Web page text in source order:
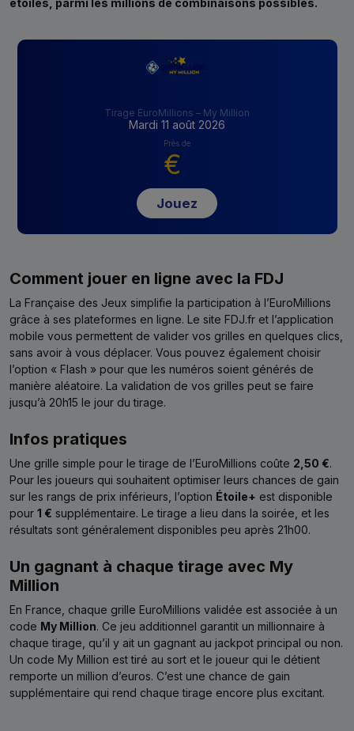
étoiles, parmi les millions de combinaisons possibles.
Tirage EuroMillions – My Million
Mardi 11 août 2026
Près de
€
Jouez
Comment jouer en ligne avec la FDJ
La Française des Jeux simplifie la participation à l’EuroMillions
grâce à ses plateformes en ligne. Le site FDJ.fr et l’application
mobile vous permettent de valider vos grilles en quelques clics,
sans avoir à vous déplacer. Vous pouvez également choisir
l’option « Flash » pour que les numéros soient générés de
manière aléatoire. La validation de vos grilles peut se faire
jusqu’à 20h15 le jour du tirage.
Infos pratiques
Une grille simple pour le tirage de l’EuroMillions coûte 2,50 €.
Pour les joueurs qui souhaitent optimiser leurs chances de gain
sur les rangs de prix inférieurs, l’option Étoile+ est disponible
pour 1 € supplémentaire. Le tirage a lieu dans la soirée, et les
résultats sont généralement disponibles peu après 21h00.
Un gagnant à chaque tirage avec My
Million
En France, chaque grille EuroMillions validée est associée à un
code My Million. Ce jeu additionnel garantit un millionnaire à
chaque tirage, qu’il y ait un gagnant au jackpot principal ou non.
Un code My Million est tiré au sort et le joueur qui le détient
remporte un million d’euros. C’est une chance de gain
supplémentaire qui rend chaque tirage encore plus excitant.